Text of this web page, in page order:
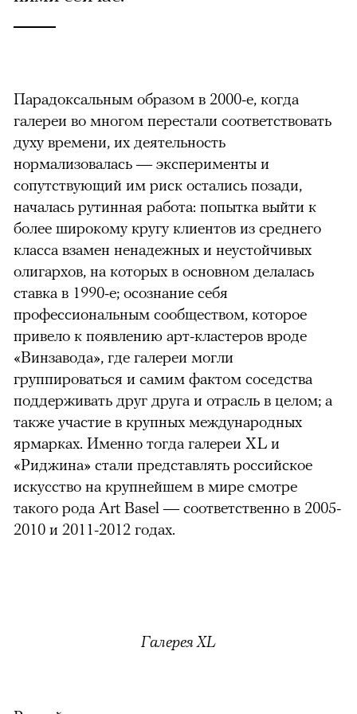
Парадоксальным образом в 2000-е, когда
галереи во многом перестали соответствовать
духу времени, их деятельность
нормализовалась — эксперименты и
сопутствующий им риск остались позади,
началась рутинная работа: попытка выйти к
более широкому кругу клиентов из среднего
класса взамен ненадежных и неустойчивых
олигархов, на которых в основном делалась
ставка в 1990-е; осознание себя
профессиональным сообществом, которое
привело к появлению арт-кластеров вроде
«Винзавода», где галереи могли
группироваться и самим фактом соседства
поддерживать друг друга и отрасль в целом; а
также участие в крупных международных
ярмарках. Именно тогда галереи XL и
«Риджина» стали представлять российское
искусство на крупнейшем в мире смотре
такого рода Art Basel — соответственно в 2005-
2010 и 2011-2012 годах.
Галерея XL